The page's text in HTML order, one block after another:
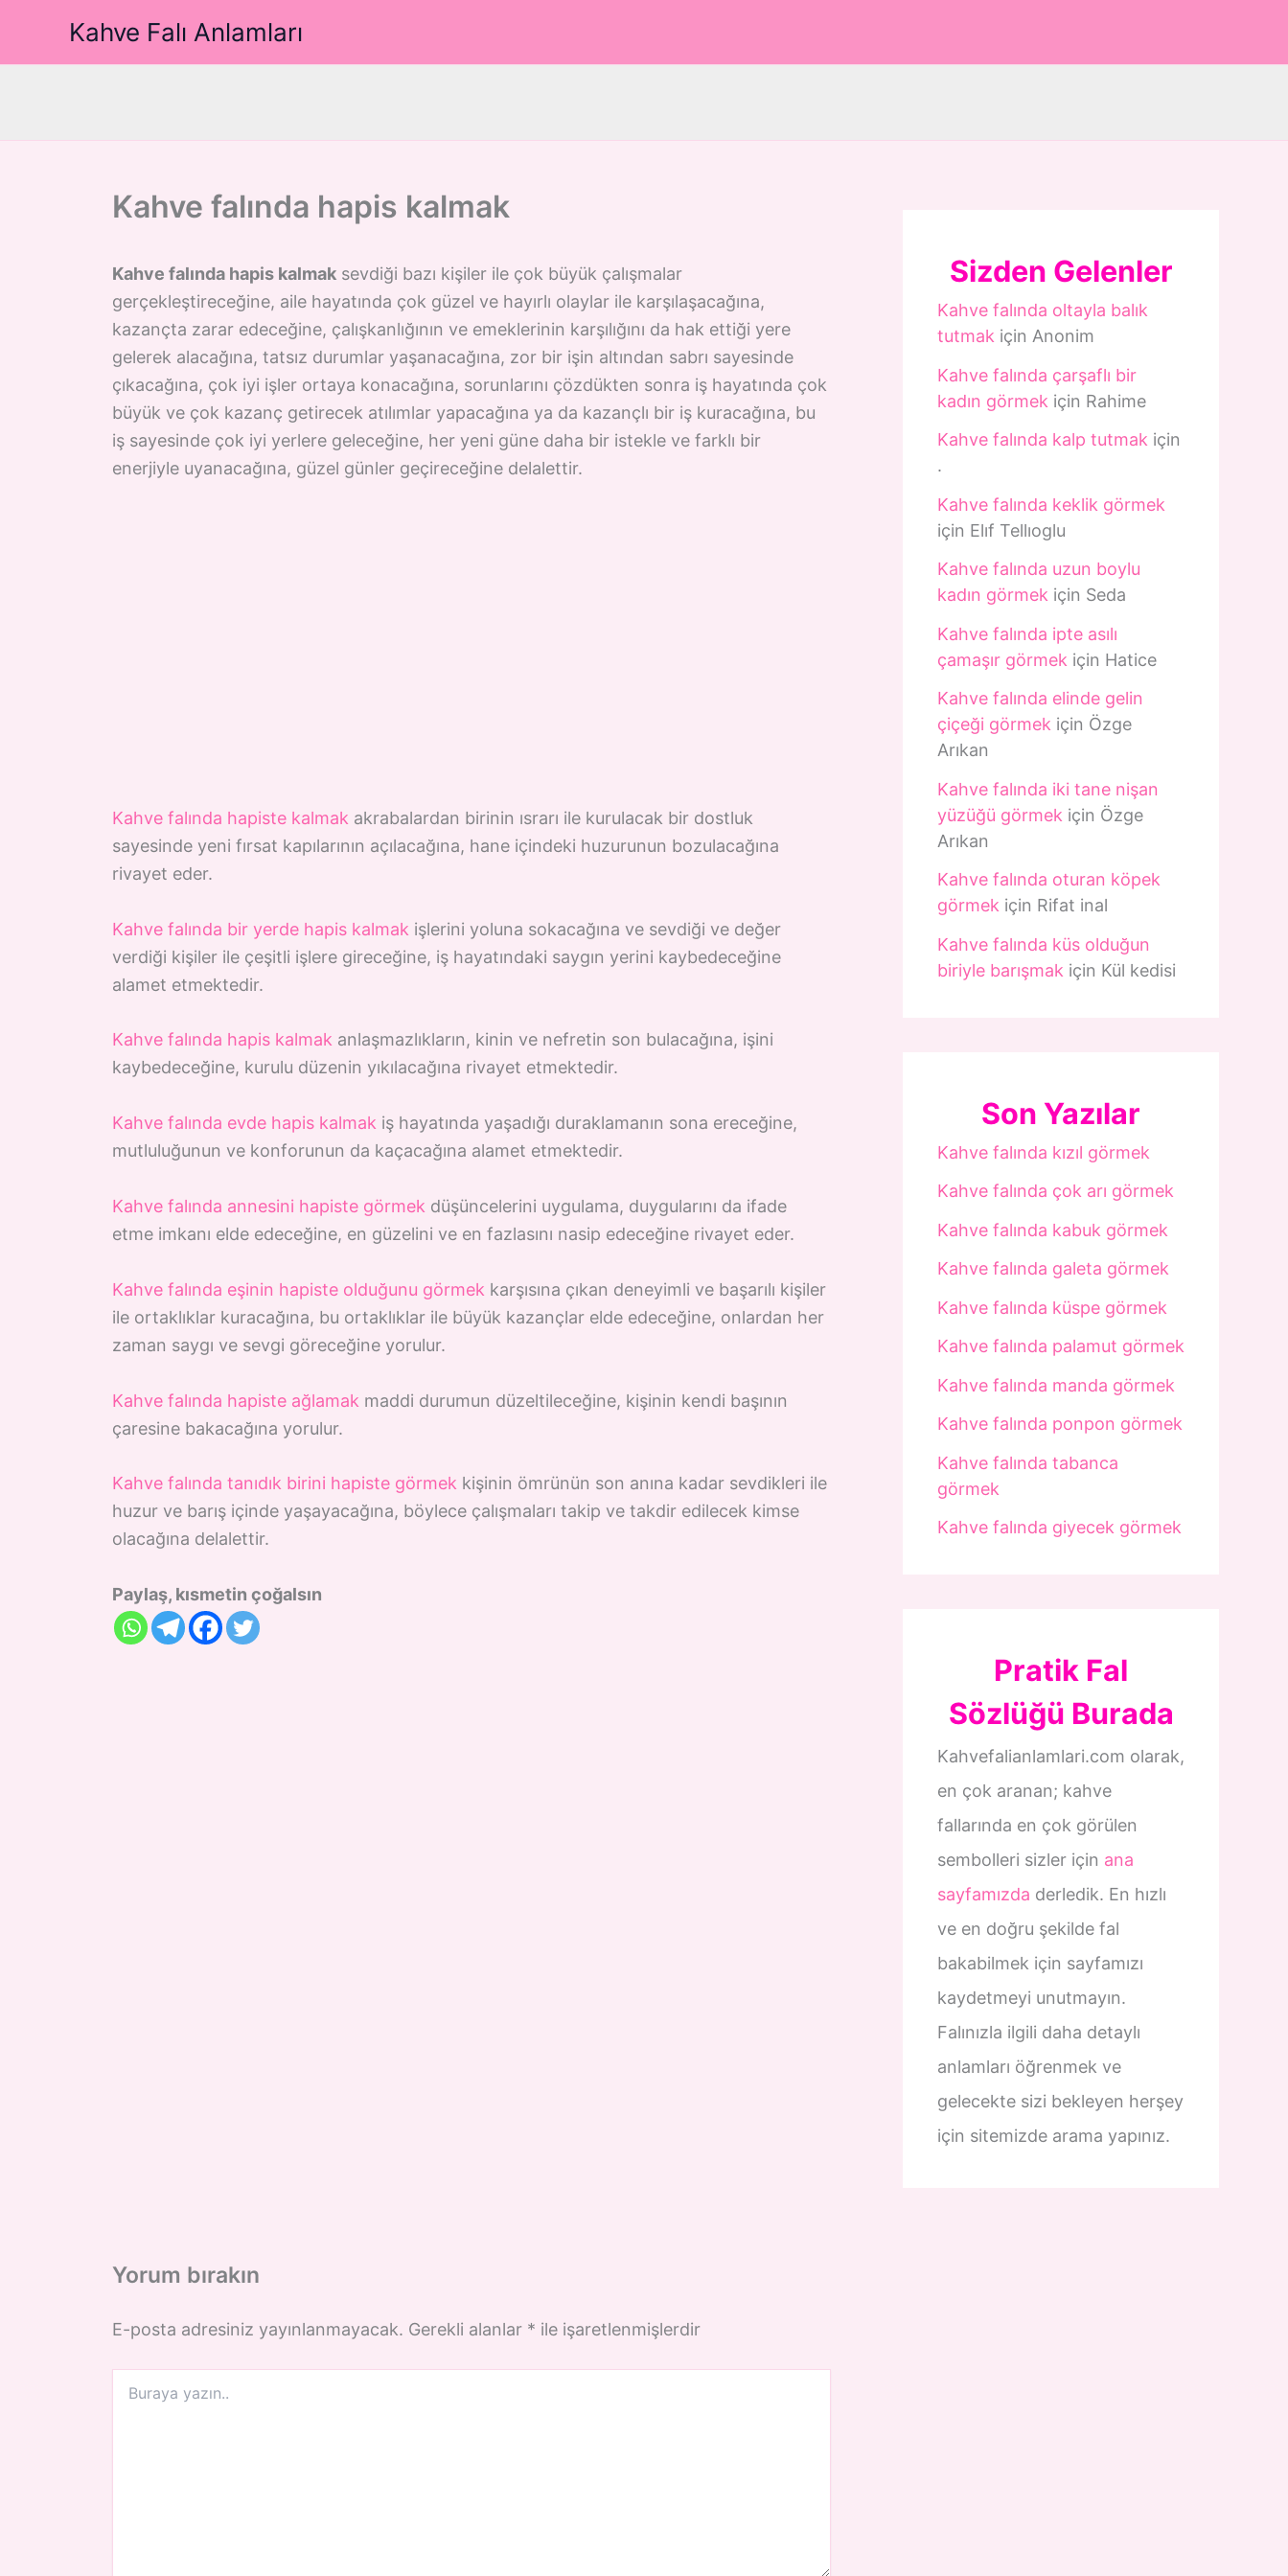
Kahve Falı Anlamları
Kahve falında hapis kalmak
Kahve falında hapis kalmak sevdiği bazı kişiler ile çok büyük çalışmalar
gerçekleştireceğine, aile hayatında çok güzel ve hayırlı olaylar ile karşılaşacağına,
kazançta zarar edeceğine, çalışkanlığının ve emeklerinin karşılığını da hak ettiği yere
gelerek alacağına, tatsız durumlar yaşanacağına, zor bir işin altından sabrı sayesinde
çıkacağına, çok iyi işler ortaya konacağına, sorunlarını çözdükten sonra iş hayatında çok
büyük ve çok kazanç getirecek atılımlar yapacağına ya da kazançlı bir iş kuracağına, bu
iş sayesinde çok iyi yerlere geleceğine, her yeni güne daha bir istekle ve farklı bir
enerjiyle uyanacağına, güzel günler geçireceğine delalettir.
Kahve falında hapiste kalmak akrabalardan birinin ısrarı ile kurulacak bir dostluk
sayesinde yeni fırsat kapılarının açılacağına, hane içindeki huzurunun bozulacağına
rivayet eder.
Kahve falında bir yerde hapis kalmak işlerini yoluna sokacağına ve sevdiği ve değer
verdiği kişiler ile çeşitli işlere gireceğine, iş hayatındaki saygın yerini kaybedeceğine
alamet etmektedir.
Kahve falında hapis kalmak anlaşmazlıkların, kinin ve nefretin son bulacağına, işini
kaybedeceğine, kurulu düzenin yıkılacağına rivayet etmektedir.
Kahve falında evde hapis kalmak iş hayatında yaşadığı duraklamanın sona ereceğine,
mutluluğunun ve konforunun da kaçacağına alamet etmektedir.
Kahve falında annesini hapiste görmek düşüncelerini uygulama, duygularını da ifade
etme imkanı elde edeceğine, en güzelini ve en fazlasını nasip edeceğine rivayet eder.
Kahve falında eşinin hapiste olduğunu görmek karşısına çıkan deneyimli ve başarılı kişiler
ile ortaklıklar kuracağına, bu ortaklıklar ile büyük kazançlar elde edeceğine, onlardan her
zaman saygı ve sevgi göreceğine yorulur.
Kahve falında hapiste ağlamak maddi durumun düzeltileceğine, kişinin kendi başının
çaresine bakacağına yorulur.
Kahve falında tanıdık birini hapiste görmek kişinin ömrünün son anına kadar sevdikleri ile
huzur ve barış içinde yaşayacağına, böylece çalışmaları takip ve takdir edilecek kimse
olacağına delalettir.
Paylaş, kısmetin çoğalsın
Yorum bırakın
E-posta adresiniz yayınlanmayacak. Gerekli alanlar * ile işaretlenmişlerdir
yazın..
Sizden Gelenler
Kahve falında oltayla balık
tutmak için Anonim
Kahve falında çarşaflı bir
kadın görmek için Rahime
Kahve falında kalp tutmak için
.
Kahve falında keklik görmek
için Elıf Tellıoglu
Kahve falında uzun boylu
kadın görmek için Seda
Kahve falında ipte asılı
çamaşır görmek için Hatice
Kahve falında elinde gelin
çiçeği görmek için Özge
Arıkan
Kahve falında iki tane nişan
yüzüğü görmek için Özge
Arıkan
Kahve falında oturan köpek
görmek için Rifat inal
Kahve falında küs olduğun
biriyle barışmak için Kül kedisi
Son Yazılar
Kahve falında kızıl görmek
Kahve falında çok arı görmek
Kahve falında kabuk görmek
Kahve falında galeta görmek
Kahve falında küspe görmek
Kahve falında palamut görmek
Kahve falında manda görmek
Kahve falında ponpon görmek
Kahve falında tabanca
görmek
Kahve falında giyecek görmek
Pratik Fal
Sözlüğü Burada
Kahvefalianlamlari.com olarak,
en çok aranan; kahve
fallarında en çok görülen
sembolleri sizler için ana
sayfamızda derledik. En hızlı
ve en doğru şekilde fal
bakabilmek için sayfamızı
kaydetmeyi unutmayın.
Falınızla ilgili daha detaylı
anlamları öğrenmek ve
gelecekte sizi bekleyen herşey
için sitemizde arama yapınız.